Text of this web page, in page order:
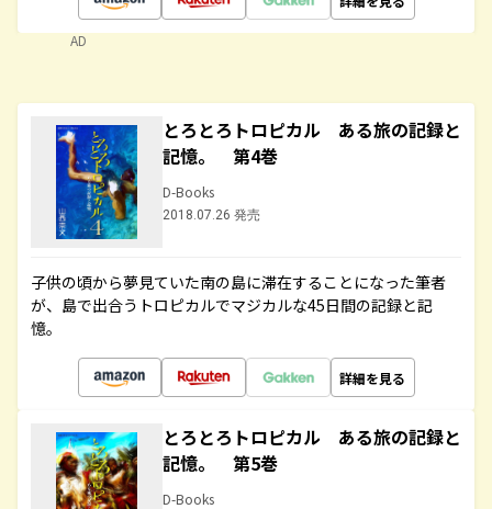
AD
とろとろトロピカル ある旅の記録と
記憶。 第4巻
D-Books
2018.07.26 発売
子供の頃から夢見ていた南の島に滞在することになった筆者
が、島で出合うトロピカルでマジカルな45日間の記録と記
憶。
詳細を見る
とろとろトロピカル ある旅の記録と
記憶。 第5巻
D-Books